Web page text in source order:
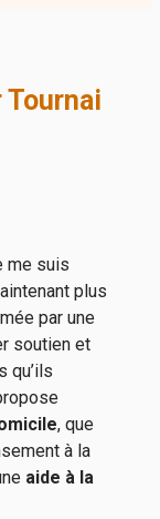
me suis
plus
par une
soutien et
qu’ils
, que
à la
aide à la